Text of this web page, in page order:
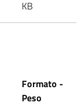
KB
Formato -
Peso